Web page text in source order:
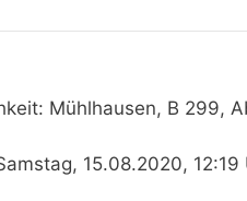
Mühlhausen, B 299,
15.08.2020, 12:19